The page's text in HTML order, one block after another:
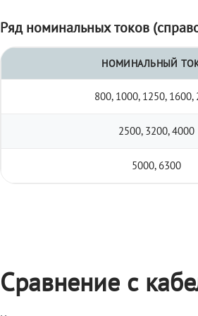
Ряд номинальных токов
НОМИНАЛЬНЫЙ
800, 1000, 1250, 1600,
2500, 3200, 4000
5000, 6300
Сравнение с